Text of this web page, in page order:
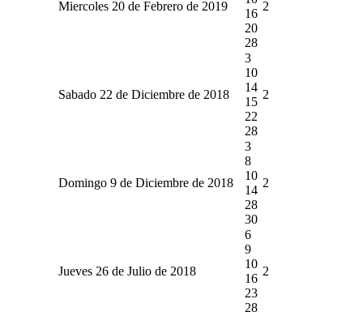
Miercoles 20 de Febrero de 2019
16
20
28
2
Sabado 22 de Diciembre de 2018
3
10
14
15
22
28
2
Domingo 9 de Diciembre de 2018
3
8
10
14
28
30
2
Jueves 26 de Julio de 2018
6
9
10
16
23
28
2